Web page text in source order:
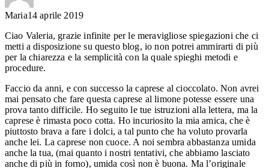
Maria14 aprile 2019
Ciao Valeria, grazie infinite per le meravigliose spiegazioni che ci
metti a disposizione su questo blog, io non potrei ammirarti di più
per la chiarezza e la semplicità con la quale spieghi metodi e
procedure.
Faccio da anni, e con successo la caprese al cioccolato. Non avrei
mai pensato che fare questa caprese al limone potesse essere una
prova tanto difficile. Ho seguito le tue istruzioni alla lettera, ma la
caprese è rimasta poco cotta. Ho incuriosito la mia amica, che è
piuttosto brava a fare i dolci, a tal punto che ha voluto provarla
anche lei. La caprese non cuoce. A noi sembra abbastanza umida
anche la tua, (mai quanto i nostri tentativi, che abbiamo lasciato
anche di più in forno), umida così non è buona. Ma l’originale